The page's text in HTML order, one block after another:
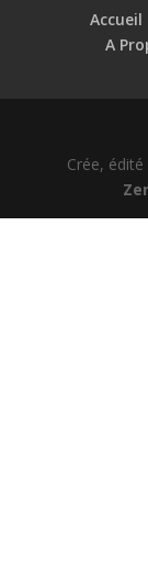
Accueil
A
Crée,